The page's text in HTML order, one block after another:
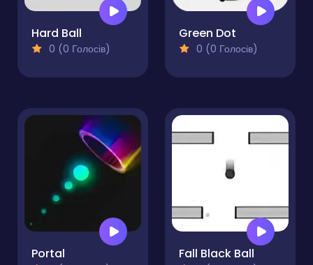
Hard Ball
0 (0 Голосів)
Green Dot
0 (0 Голосів)
Portal Fall Black Ball